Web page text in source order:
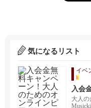
気になるリスト
イベ
h
入会
オン
大人